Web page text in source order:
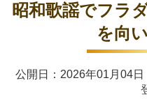
昭和歌謡でフ
を向
公開日：2026年01月04